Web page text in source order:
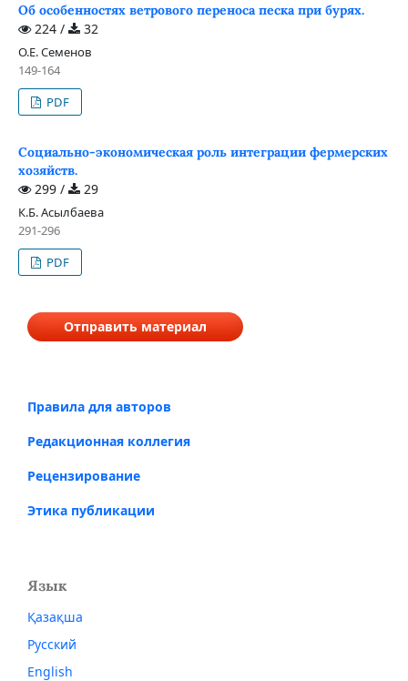
Об особенностях ветрового переноса песка при бурях.
224 / 32
О.Е. Семенов
149-164
PDF
Социально-экономическая роль интеграции фермерских
хозяйств.
299 / 29
К.Б. Асылбаева
291-296
PDF
Отправить материал
Правила для авторов
Редакционная коллегия
Рецензирование
Этика публикации
Язык
Қазақша
Русский
English